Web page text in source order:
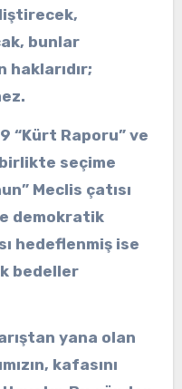
bunlar
haklarıdır;
“Kürt Raporu” ve
birlikte seçime
Meclis çatısı
demokratik
hedeflenmiş ise
bedeller
yana olan
kafasını